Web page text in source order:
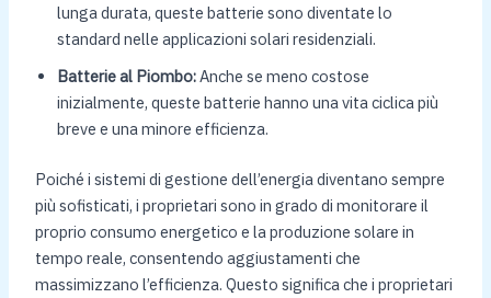
lunga durata, queste batterie sono diventate lo
standard nelle applicazioni solari residenziali.
Batterie al Piombo:Anche se meno costose
inizialmente, queste batterie hanno una vita ciclica più
breve e una minore efficienza.
Poiché i sistemi di gestione dell’energia diventano sempre
più sofisticati, i proprietari sono in grado di monitorare il
proprio consumo energetico e la produzione solare in
tempo reale, consentendo aggiustamenti che
massimizzano l’efficienza. Questo significa che i proprietari